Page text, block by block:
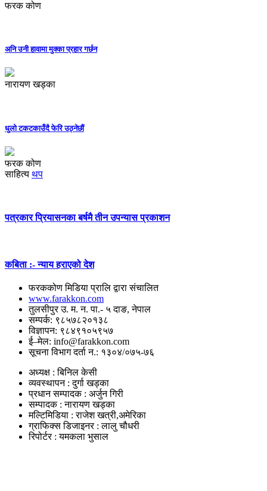
फरक कोण
अनि उनी हावामा मुक्का प्रहार गर्छन
नारायण खड्का
धुलो टकटकाउँदै फेरि उठ्नेछौं
फरक कोण
साहित्य थप
पत्रकार प्रियासनका बर्षमै तीन उपन्यास प्रकाशन
कबिता :- न्याय हराएको देश
फरककोण मिडिया प्रालि द्वारा संचालित
www.farakkon.com
तुलसीपुर उ. म. न. पा.- ५ दाङ, नेपाल
सम्पर्क: ९८५७८२०१३८
विज्ञापन: ९८४९१०५९५७
ई–मेल: info@farakkon.com
सूचना विभाग दर्ता न.: १३०४/०७५-७६
अध्यक्ष : बिनिल केसी
व्यवस्थापन : दुर्गा खड्का
प्रधान सम्पादक : अर्जुन गिरी
सम्पादक : नारायण खड्का
मल्टिमिडिया : राजेश खत्री,अमेरिका
ग्राफिक्स डिजाइनर : लालु चौधरी
रिपोर्टर : यमकला भुसाल